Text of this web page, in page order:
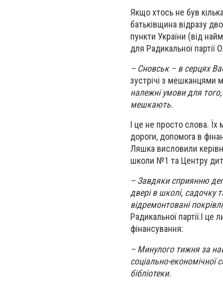
Якщо хтось не був
батьківщина відразу
пункти України (від
для Радикальної партії
– Сновськ – в серцях
зустрічі з мешканцями
належні умови для
мешкають.
І це не просто слова.
дороги, допомога в
Ляшка висловили
школи №1 та Центру
– Завдяки сприянню
двері в школі, садочку
відремонтовані
Радикальної партії.І це
фінансування:
– Минулого тижня за
соціально-економічної
бібліотеки.